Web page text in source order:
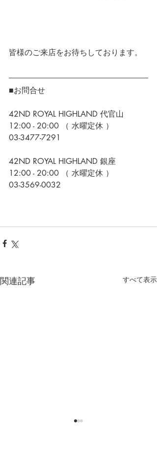
皆様のご来店をお待ちしております。
■お問合せ
42ND ROYAL HIGHLAND 代官山
12:00 - 20:00 （ 水曜定休 ）
03-3477-7291
42ND ROYAL HIGHLAND 銀座
12:00 - 20:00 （ 水曜定休 ）
03-3569-0032
関連記事 すべて表示